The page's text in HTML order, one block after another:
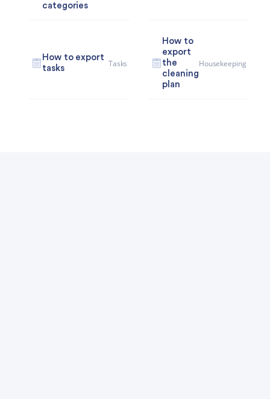
categories
How to export
tasks
Tasks
How to
export
the
cleaning
plan
Housekeeping